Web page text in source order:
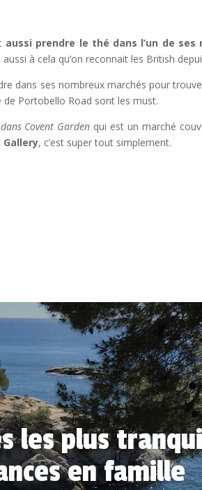
aussi prendre le thé dans l’un de ses
à cela qu’on reconnait les British
ses nombreux marchés pour
de Portobello Road sont les must.
Covent Garden qui est un marché
, c’est super tout simplement.
les plus
en famille